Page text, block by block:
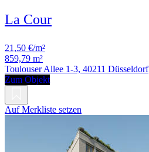
La Cour
21,50 €/m²
859,79 m²
Toulouser Allee 1-3, 40211 Düsseldorf
Zum Objekt
Auf Merkliste setzen